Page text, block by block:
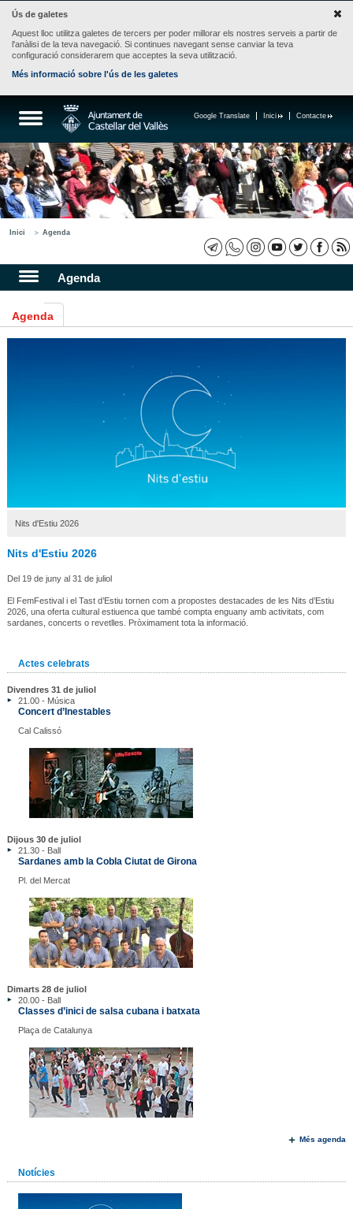
Ús de galetes
Aquest lloc utilitza galetes de tercers per poder millorar els nostres serveis a partir de
l'anàlisi de la teva navegació. Si continues navegant sense canviar la teva
configuració considerarem que acceptes la seva utilització.
Més informació sobre l'ús de les galetes
Contacte
Inici
Google Translate
Inici Agenda
Agenda
Agenda
Nits d'Estiu 2026
Nits d'Estiu 2026
Del 19 de juny al 31 de juliol
El FemFestival i el Tast d’Estiu tornen com a propostes destacades de les Nits d’Estiu
2026, una oferta cultural estiuenca que també compta enguany amb activitats, com
sardanes, concerts o revetlles. Pròximament tota la informació.
Actes celebrats
Divendres 31 de juliol
21.00 - Música
Concert d’Inestables
Cal Calissó
Dijous 30 de juliol
21.30 - Ball
Sardanes amb la Cobla Ciutat de Girona
Pl. del Mercat
Dimarts 28 de juliol
20.00 - Ball
Classes d’inici de salsa cubana i batxata
Plaça de Catalunya
Més agenda
Notícies